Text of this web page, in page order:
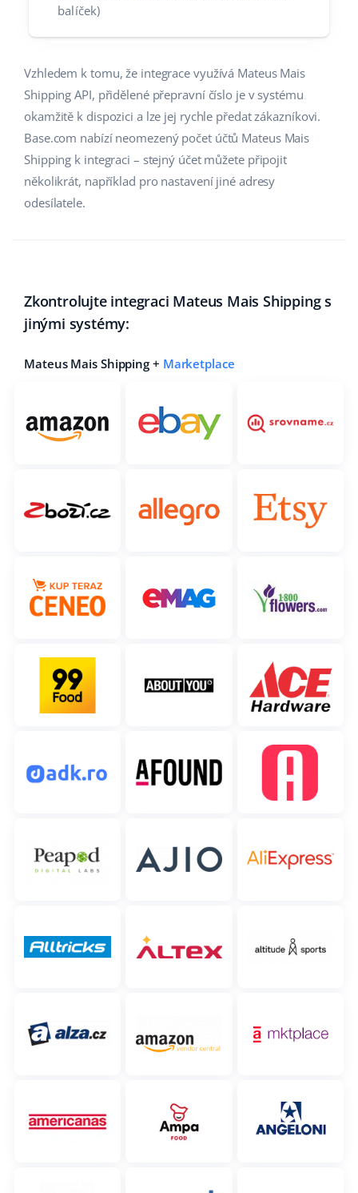
balíček)
Vzhledem k tomu, že integrace využívá Mateus Mais
Shipping API, přidělené přepravní číslo je v systému
okamžitě k dispozici a lze jej rychle předat zákazníkovi.
Base.com nabízí neomezený počet účtů Mateus Mais
Shipping k integraci – stejný účet můžete připojit
několikrát, například pro nastavení jiné adresy
odesílatele.
Zkontrolujte integraci Mateus Mais Shipping s
jinými systémy:
Mateus Mais Shipping + Marketplace